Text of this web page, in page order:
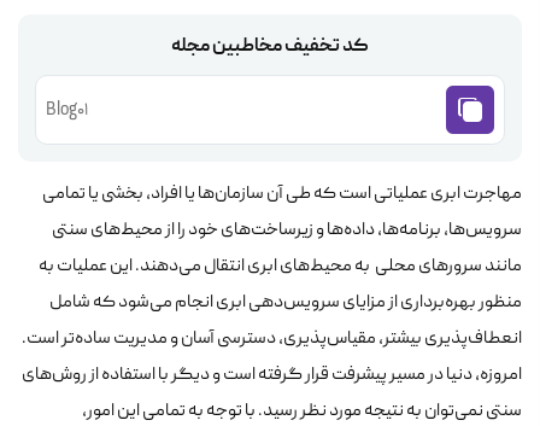
کد تخفیف مخاطبین مجله
Blog01
مهاجرت ابری عملیاتی است که طی آن سازمان‌ها یا افراد، بخشی یا تمامی
سرویس‌ها، برنامه‌ها، داده‌ها و زیرساخت‌های خود را از محیط‌های سنتی
مانند سرورهای محلی به محیط‌های ابری انتقال می‌دهند. این عملیات به
منظور بهره‌برداری از مزایای سرویس‌دهی ابری انجام می‌شود که شامل
انعطاف‌پذیری بیشتر، مقیاس‌پذیری، دسترسی آسان و مدیریت ساده‌تر است.
امروزه، دنیا در مسیر پیشرفت قرار گرفته است و دیگر با استفاده از روش‌های
سنتی نمی‌توان به نتیجه مورد نظر رسید. با توجه به تمامی این امور،